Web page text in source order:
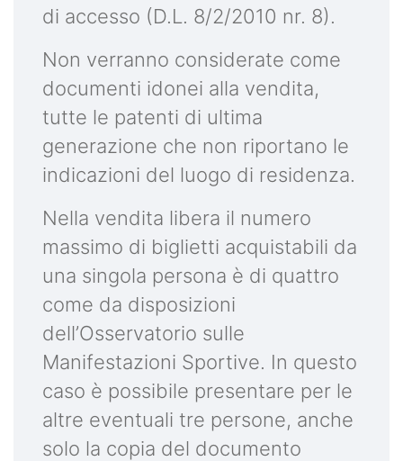
di accesso (D.L. 8/2/2010 nr. 8).
Non verranno considerate come
documenti idonei alla vendita,
tutte le patenti di ultima
generazione che non riportano le
indicazioni del luogo di residenza.
Nella vendita libera il numero
massimo di biglietti acquistabili da
una singola persona è di quattro
come da disposizioni
dell’Osservatorio sulle
Manifestazioni Sportive. In questo
caso è possibile presentare per le
altre eventuali tre persone, anche
solo la copia del documento